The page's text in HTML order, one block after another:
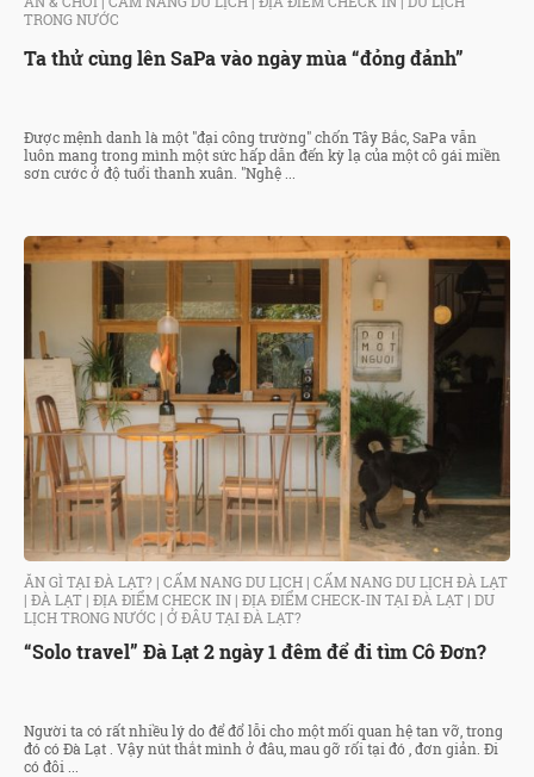
TRONG NƯỚC
Ta thử cùng lên SaPa vào ngày mùa “đỏng đảnh”
Được mệnh danh là một "đại công trường" chốn Tây Bắc, SaPa vẫn
luôn mang trong mình một sức hấp dẫn đến kỳ lạ của một cô gái miền
sơn cước ở độ tuổi thanh xuân. "Nghệ ...
ĂN GÌ TẠI ĐÀ LẠT? | CẨM NANG DU LỊCH | CẨM NANG DU LỊCH ĐÀ LẠT
| ĐÀ LẠT | ĐỊA ĐIỂM CHECK IN | ĐỊA ĐIỂM CHECK-IN TẠI ĐÀ LẠT | DU
LỊCH TRONG NƯỚC | Ở ĐÂU TẠI ĐÀ LẠT?
“Solo travel” Đà Lạt 2 ngày 1 đêm để đi tìm Cô Đơn?
Người ta có rất nhiều lý do để đổ lỗi cho một mối quan hệ tan vỡ, trong
đó có Đà Lạt . Vậy nút thắt mình ở đâu, mau gỡ rối tại đó , đơn giản. Đi
có đôi ...